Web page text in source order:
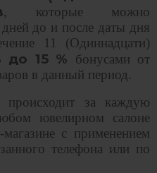
, которые можно
до и после даты дня
11 (Одиннадцати)
до 15 %
бонусами от
в данный период.
происходит за каждую
ювелирном салоне
с применением
телефона или по